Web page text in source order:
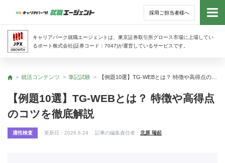
採用ご担当者様へ
キャリアパーク就職エージェントは、東京証券取引所グロース市場に上場してい
るポート株式会社(証券コード：7047)が運営しているサービスです。
トッ
トップ
就活コンテンツ 筆記試験
【例題10選】TG-WEBとは？ 特徴や高得点
のコツを徹底解説
適性検査 更新日： 2026.6.24 記事の編集責任者： 北原 瑞起